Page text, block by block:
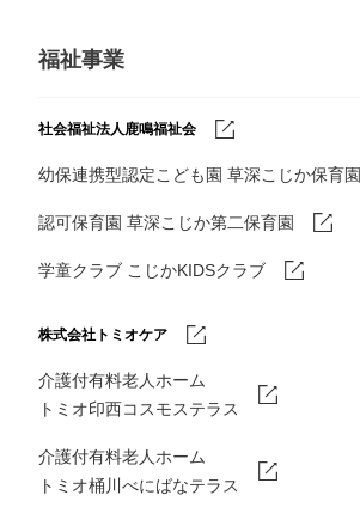
福祉事業
社会福祉法人鹿鳴福祉会
幼保連携型認定こども園 草深こじか保育園
認可保育園 草深こじか第二保育園
学童クラブ こじかKIDSクラブ
株式会社トミオケア
介護付有料老人ホーム
トミオ印西コスモステラス
介護付有料老人ホーム
トミオ桶川べにばなテラス